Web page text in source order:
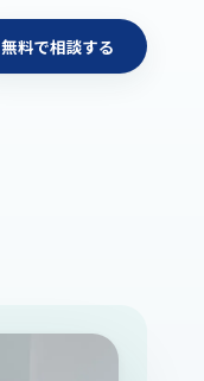
無料で相談する